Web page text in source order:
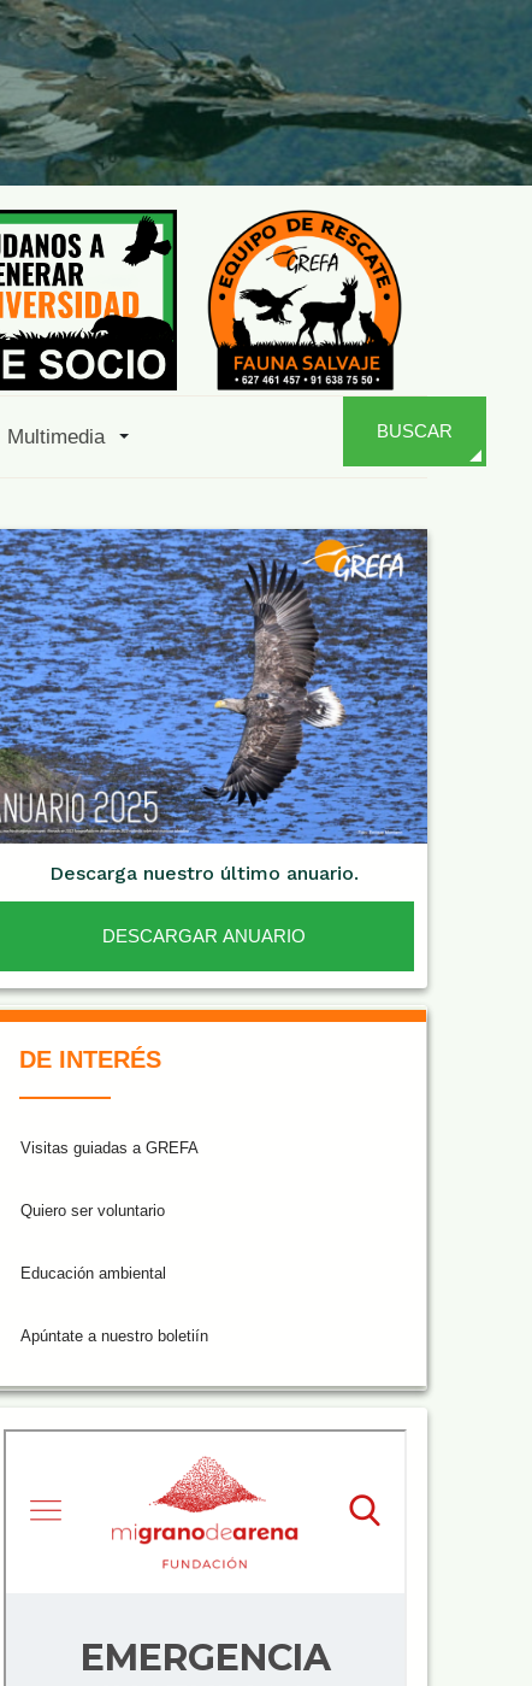
Multimedia BUSCAR
Descarga nuestro último anuario.
DESCARGAR ANUARIO
DE INTERÉS
Visitas guiadas a GREFA
Quiero ser voluntario
Educación ambiental
Apúntate a nuestro boletiín